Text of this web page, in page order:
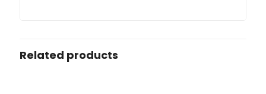
Related products